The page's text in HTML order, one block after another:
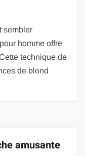
sembler
homme offre
technique de
de blond
amusante